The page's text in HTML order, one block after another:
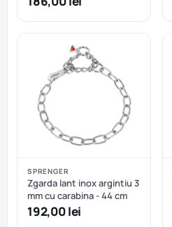
SPRENGER
Zgarda lant inox argintiu 3
mm cu carabina - 44 cm
192,00 lei